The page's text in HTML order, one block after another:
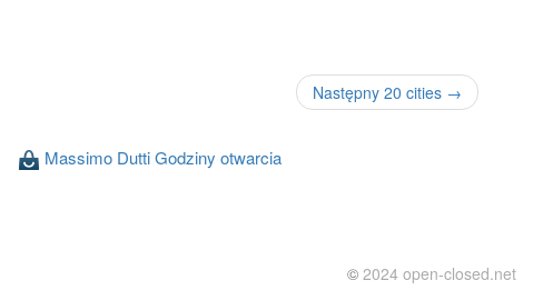
Następny 20 cities →
Massimo Dutti Godziny otwarcia
© 2024 open-closed.net